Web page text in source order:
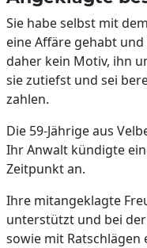
Sie habe selbst mit
eine Affäre gehabt
daher kein Motiv, ihn
sie zutiefst und sei
zahlen.
Die 59-Jährige aus
Ihr Anwalt kündigte
Zeitpunkt an.
Ihre mitangeklagte
unterstützt und bei
sowie mit